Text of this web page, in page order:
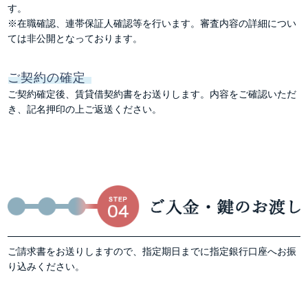
す。
※在職確認、連帯保証人確認等を行います。審査内容の詳細につい
ては非公開となっております。
ご契約の確定
ご契約確定後、賃貸借契約書をお送りします。内容をご確認いただ
き、記名押印の上ご返送ください。
ご請求書をお送りしますので、指定期日までに指定銀行口座へお振
り込みください。